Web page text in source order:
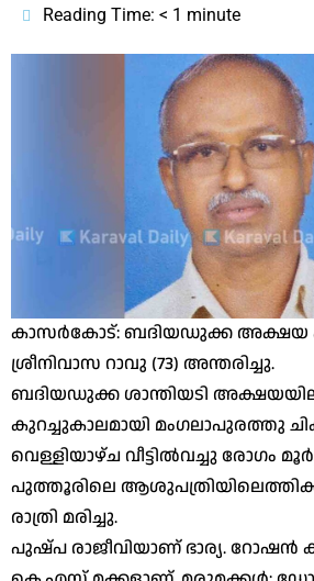
Reading Time: < 1 minute
കാസര്‍കോട്: ബദിയഡുക്ക അക്ഷയ
ശ്രീനിവാസ റാവു (73) അന്തരിച്ചു.
ബദിയഡുക്ക ശാന്തിയടി
കുറച്ചുകാലമായി മംഗലാപുരത്തു
വെള്ളിയാഴ്ച വീട്ടില്‍വച്ചു രോഗം
പുത്തൂരിലെ
രാത്രി മരിച്ചു.
പുഷ്പ രാജീവിയാണ് ഭാര്യ. റോഷന്‍